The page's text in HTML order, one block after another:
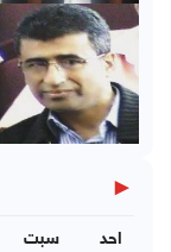
◀
سبت احد